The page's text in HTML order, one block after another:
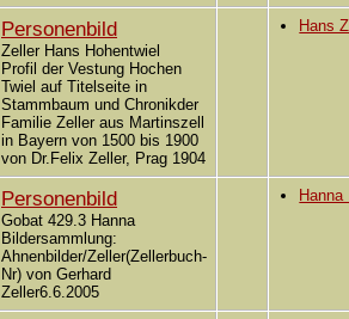
Personenbild
Zeller Hans Hohentwiel
Profil der Vestung Hochen
Twiel auf Titelseite in
Stammbaum und Chronikder
Familie Zeller aus Martinszell
in Bayern von 1500 bis 1900
von Dr.Felix Zeller, Prag 1904
Hans
Personenbild
Gobat 429.3 Hanna
Bildersammlung:
Ahnenbilder/Zeller(Zellerbuch-
Nr) von Gerhard
Zeller6.6.2005